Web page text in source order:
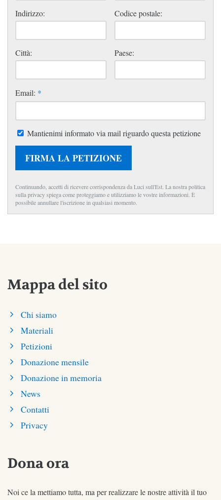
Indirizzo: Codice postale:
Città: Paese:
Email: *
Mantienimi informato via mail riguardo questa petizione
FIRMA LA PETIZIONE
Continuando, accetti di ricevere corrispondenza da Luci sull'Est. La nostra politica
sulla privacy spiega come proteggiamo e utilizziamo le vostre informazioni. È
possibile annullare l'iscrizione in qualsiasi momento.
Mappa del sito
Chi siamo
Materiali
Petizioni
Donazione mensile
Donazione in memoria
News
Contatti
Privacy
Dona ora
Noi ce la mettiamo tutta, ma per realizzare le nostre attività il tuo